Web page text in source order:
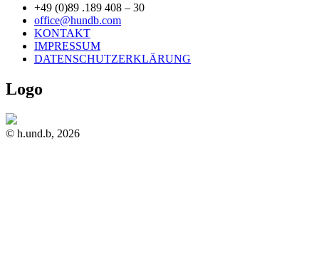
+49 (0)89 .189 408 – 30
office@hundb.com
KONTAKT
IMPRESSUM
DATENSCHUTZERKLÄRUNG
Logo
© h.und.b, 2026